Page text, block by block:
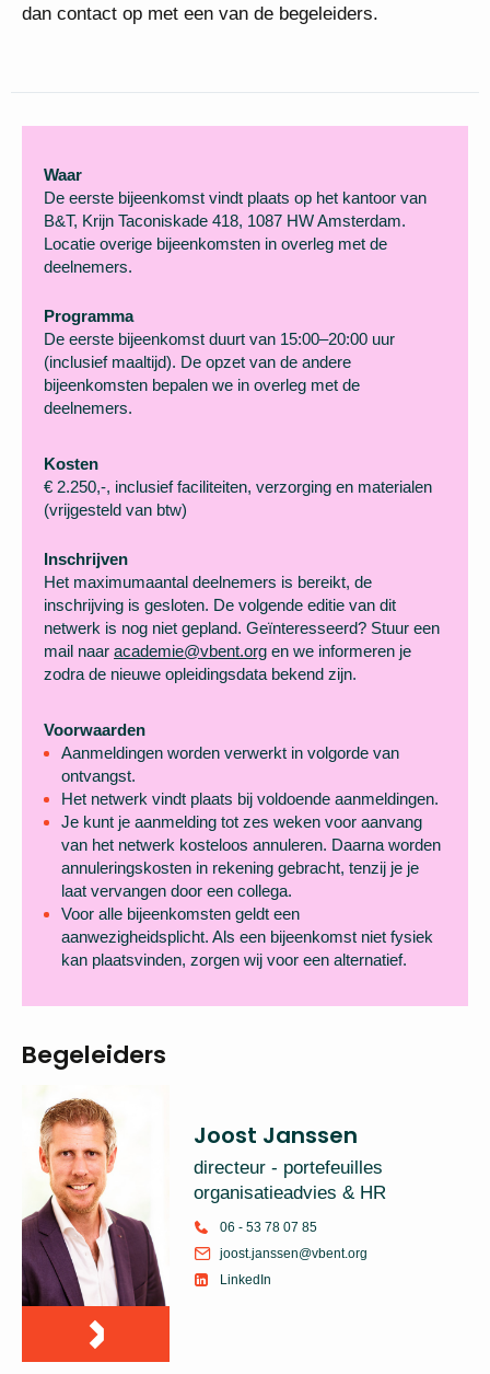
dan contact op met een van de begeleiders.
Waar
De eerste bijeenkomst vindt plaats op het kantoor van
B&T, Krijn Taconiskade 418, 1087 HW Amsterdam.
Locatie overige bijeenkomsten in overleg met de
deelnemers.
Programma
De eerste bijeenkomst duurt van 15:00–20:00 uur
(inclusief maaltijd). De opzet van de andere
bijeenkomsten bepalen we in overleg met de
deelnemers.
Kosten
€ 2.250,-, inclusief faciliteiten, verzorging en materialen
(vrijgesteld van btw)
Inschrijven
Het maximumaantal deelnemers is bereikt, de
inschrijving is gesloten. De volgende editie van dit
netwerk is nog niet gepland. Geïnteresseerd? Stuur een
mail naar academie@vbent.org en we informeren je
zodra de nieuwe opleidingsdata bekend zijn.
Voorwaarden
Aanmeldingen worden verwerkt in volgorde van
ontvangst.
Het netwerk vindt plaats bij voldoende aanmeldingen.
Je kunt je aanmelding tot zes weken voor aanvang
van het netwerk kosteloos annuleren. Daarna worden
annuleringskosten in rekening gebracht, tenzij je je
laat vervangen door een collega.
Voor alle bijeenkomsten geldt een
aanwezigheidsplicht. Als een bijeenkomst niet fysiek
kan plaatsvinden, zorgen wij voor een alternatief.
Begeleiders
Joost Janssen
directeur - portefeuilles
organisatieadvies & HR
06 - 53 78 07 85
joost.janssen@vbent.org
LinkedIn